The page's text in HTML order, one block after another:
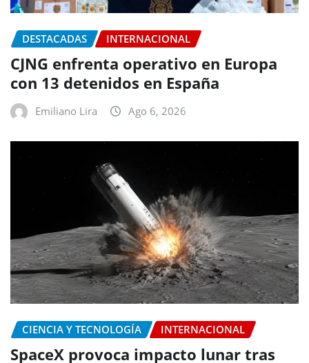
DESTACADAS INTERNACIONAL
CJNG enfrenta operativo en Europa
con 13 detenidos en España
Emiliano Lira Ago 6, 2026
CIENCIA Y TECNOLOGÍA INTERNACIONAL
SpaceX provoca impacto lunar tras